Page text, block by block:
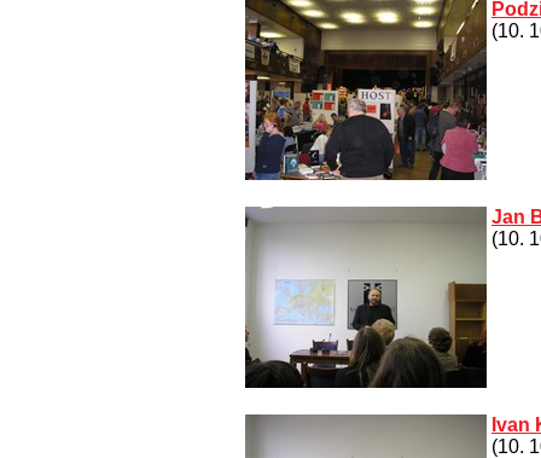
(10.
Jan
(10.
Ivan
(10.